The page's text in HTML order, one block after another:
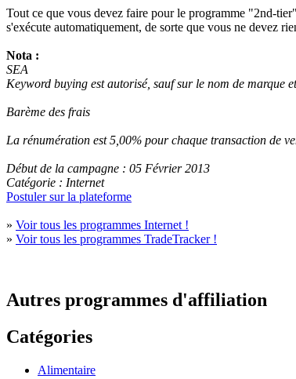
Tout ce que vous devez faire pour le programme "2nd-
s'exécute automatiquement, de sorte que vous ne devez
Nota :
SEA
Keyword buying est autorisé, sauf sur le nom de marque
Barème des frais
La rénumération est 5,00% pour chaque transaction de
Début de la campagne : 05 Février 2013
Catégorie : Internet
Postuler sur la plateforme
» Voir tous les programmes Internet !
» Voir tous les programmes TradeTracker !
Autres programmes d'affiliation
Catégories
Alimentaire